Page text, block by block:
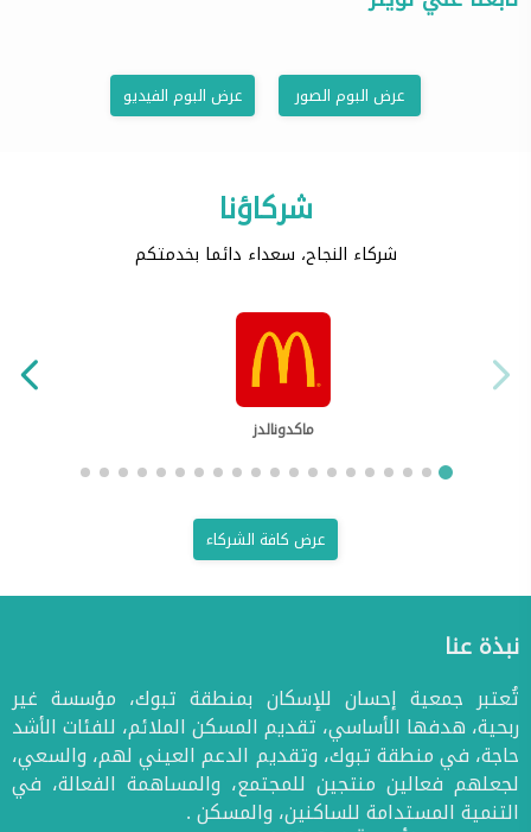
عرض البوم الصور عرض البوم الفيديو
شركاؤنا
شركاء النجاح، سعداء دائما بخدمتكم
ماكدونالدز
عرض كافة الشركاء
نبذة عنا
تُعتبر جمعية إحسان للإسكان بمنطقة تبوك، مؤسسة غير
ربحية، هدفها الأساسي، تقديم المسكن الملائم، للفئات الأشد
حاجة، في منطقة تبوك، وتقديم الدعم العيني لهم، والسعي،
لجعلهم فعالين منتجين للمجتمع، والمساهمة الفعالة، في
التنمية المستدامة للساكنين، والمسكن .